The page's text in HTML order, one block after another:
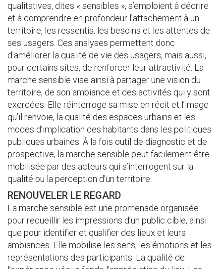
qualitatives, dites « sensibles », s’emploient à décrire
et à comprendre en profondeur l’attachement à un
territoire, les ressentis, les besoins et les attentes de
ses usagers. Ces analyses permettent donc
d’améliorer la qualité de vie des usagers, mais aussi,
pour certains sites, de renforcer leur attractivité. La
marche sensible vise ainsi à partager une vision du
territoire, de son ambiance et des activités qui y sont
exercées. Elle réinterroge sa mise en récit et l’image
qu’il renvoie, la qualité des espaces urbains et les
modes d’implication des habitants dans les politiques
publiques urbaines. À la fois outil de diagnostic et de
prospective, la marche sensible peut facilement être
mobilisée par des acteurs qui s’interrogent sur la
qualité ou la perception d’un territoire.
RENOUVELER LE REGARD
La marche sensible est une promenade organisée
pour recueillir les impressions d’un public cible, ainsi
que pour identifier et qualifier des lieux et leurs
ambiances. Elle mobilise les sens, les émotions et les
représentations des participants. La qualité de